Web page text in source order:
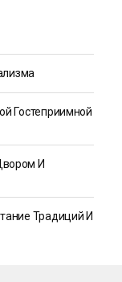
Гостеприимной
И
Традиций И